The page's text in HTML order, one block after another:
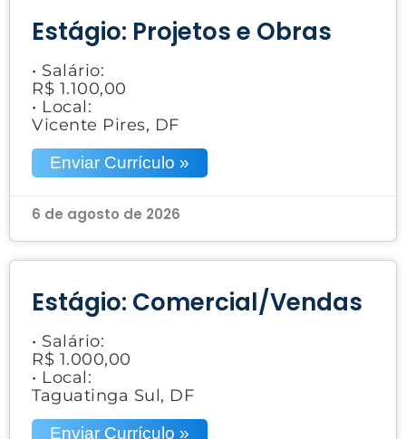
Estágio: Projetos e Obras
• Salário:
R$ 1.100,00
• Local:
Vicente Pires, DF
Enviar Currículo »
6 de agosto de 2026
Estágio: Comercial/Vendas
• Salário:
R$ 1.000,00
• Local:
Taguatinga Sul, DF
Enviar Currículo »